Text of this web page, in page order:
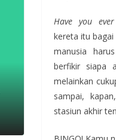
Have you
kereta itu
manusia
berfikir siapa
melainkan
sampai,
stasiun akhir